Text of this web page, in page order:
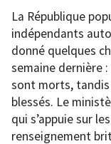
La République
indépendants
donné quelques
semaine dernière
sont morts,
blessés. Le
qui s’appuie sur
renseignement